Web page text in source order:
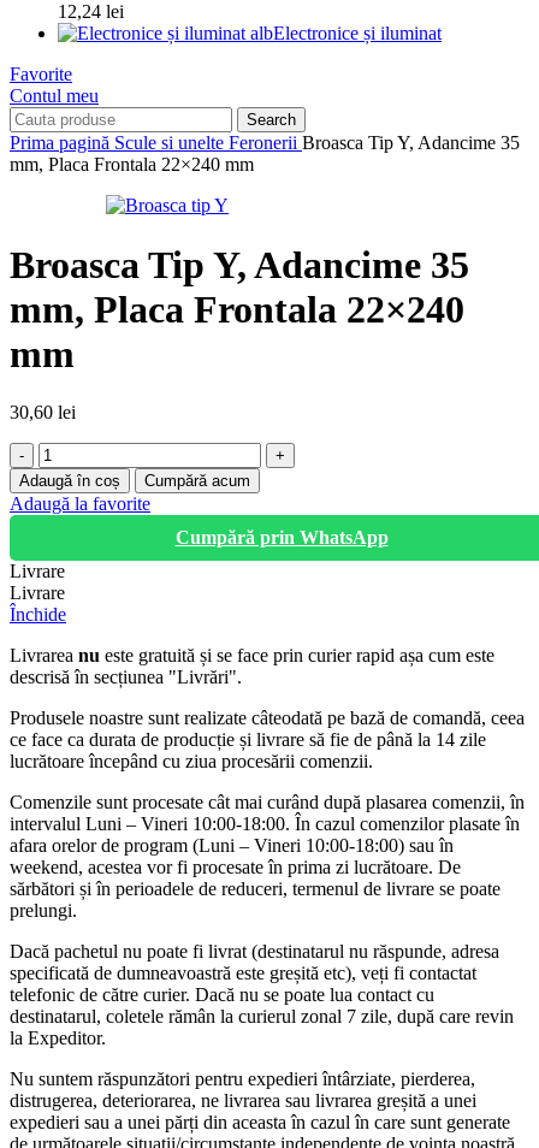
12,24 lei
Electronice și iluminat
Favorite
Contul meu
Search
Prima pagină Scule si unelte Feronerii Broasca Tip Y, Adancime 35
mm, Placa Frontala 22×240 mm
Broasca Tip Y, Adancime 35
mm, Placa Frontala 22×240
mm
30,60 lei
Cantitate
Broasca
Tip
Y,
35
mm,
Placa
Frontala
mm
Adaugă în coș Cumpără acum
Adaugă la favorite
Cumpără prin WhatsApp
Livrare
Livrare
Închide
Livrarea nu este gratuită și se face prin curier rapid așa cum este
descrisă în secțiunea "Livrări".
Produsele noastre sunt realizate câteodată pe bază de comandă, ceea
ce face ca durata de producție și livrare să fie de până la 14 zile
lucrătoare începând cu ziua procesării comenzii.
Comenzile sunt procesate cât mai curând după plasarea comenzii, în
intervalul Luni – Vineri 10:00-18:00. În cazul comenzilor plasate în
afara orelor de program (Luni – Vineri 10:00-18:00) sau în
weekend, acestea vor fi procesate în prima zi lucrătoare. De
sărbători și în perioadele de reduceri, termenul de livrare se poate
prelungi.
Dacă pachetul nu poate fi livrat (destinatarul nu răspunde, adresa
specificată de dumneavoastră este greșită etc), veți fi contactat
telefonic de către curier. Dacă nu se poate lua contact cu
destinatarul, coletele rămân la curierul zonal 7 zile, după care revin
la Expeditor.
Nu suntem răspunzători pentru expedieri întârziate, pierderea,
distrugerea, deteriorarea, ne livrarea sau livrarea greșită a unei
expedieri sau a unei părți din aceasta în cazul în care sunt generate